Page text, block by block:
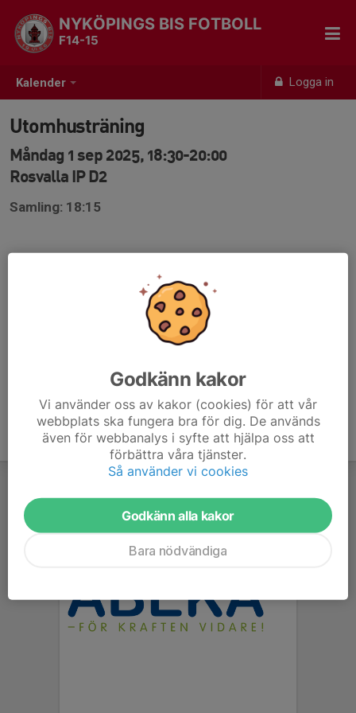
Kalender Logga in
NYKÖPINGS BIS FOTBOLL
F14-15
Utomhusträning
Måndag 1 sep 2025, 18:30-20:00
Rosvalla IP D2
Samling: 18:15
Godkänn kakor
Vi använder oss av kakor (cookies) för att vår
webbplats ska fungera bra för dig. De används
även för webbanalys i syfte att hjälpa oss att
förbättra våra tjänster.
Så använder vi cookies
Godkänn alla kakor
Bara nödvändiga